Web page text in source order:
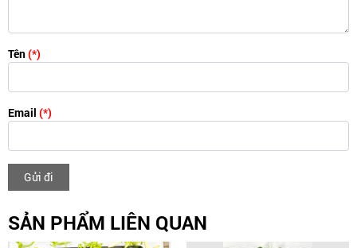
Tên(*)
Email (*)
Gửi đi
SẢN PHẨM LIÊN QUAN